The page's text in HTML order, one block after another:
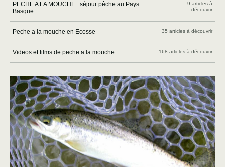
PECHE A LA MOUCHE ..séjour pêche au Pays
Basque...
9 articles à
découvrir
Peche a la mouche en Ecosse 35 articles à découvrir
Videos et films de peche a la mouche 168 articles à découvrir